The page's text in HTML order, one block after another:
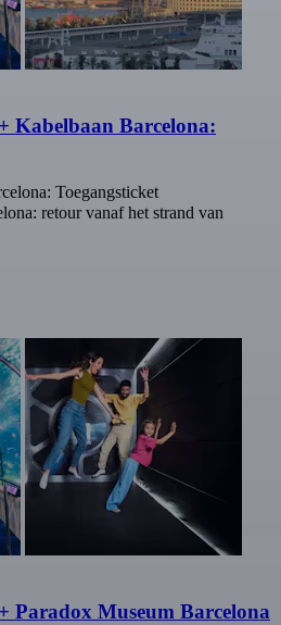
Kabelbaan Barcelona:
Toegangsticket
retour vanaf het strand van
Paradox Museum Barcelona